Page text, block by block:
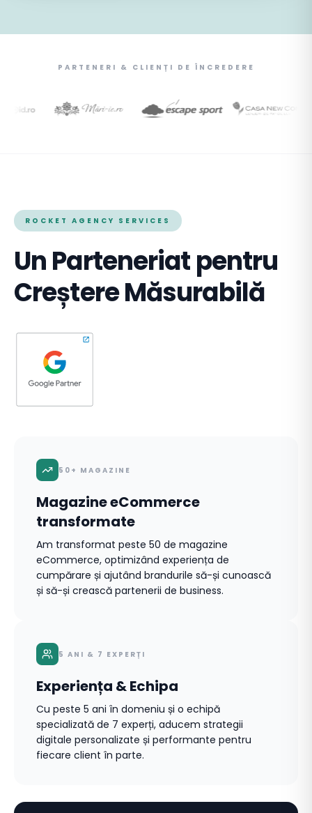
PARTENERI & CLIENȚI DE ÎNCREDERE
ROCKET AGENCY SERVICES
Un Parteneriat pentru
Creștere Măsurabilă
50+ MAGAZINE
Magazine eCommerce
transformate
Am transformat peste 50 de magazine
eCommerce, optimizând experiența de
cumpărare și ajutând brandurile să-și cunoască
și să-și crească partenerii de business.
5 ANI & 7 EXPERȚI
Experiența & Echipa
Cu peste 5 ani în domeniu și o echipă
specializată de 7 experți, aducem strategii
digitale personalizate și performante pentru
fiecare client în parte.